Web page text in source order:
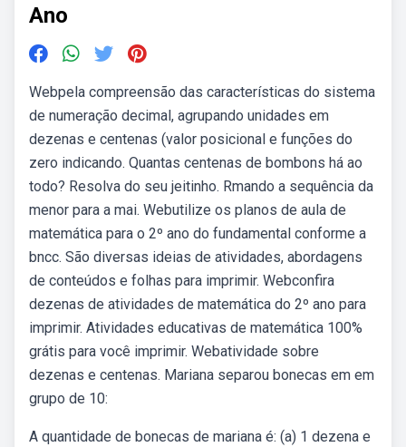
Ano
Webpela compreensão das características do sistema
de numeração decimal, agrupando unidades em
dezenas e centenas (valor posicional e funções do
zero indicando. Quantas centenas de bombons há ao
todo? Resolva do seu jeitinho. Rmando a sequência da
menor para a mai. Webutilize os planos de aula de
matemática para o 2º ano do fundamental conforme a
bncc. São diversas ideias de atividades, abordagens
de conteúdos e folhas para imprimir. Webconfira
dezenas de atividades de matemática do 2º ano para
imprimir. Atividades educativas de matemática 100%
grátis para você imprimir. Webatividade sobre
dezenas e centenas. Mariana separou bonecas em em
grupo de 10:
A quantidade de bonecas de mariana é: (a) 1 dezena e